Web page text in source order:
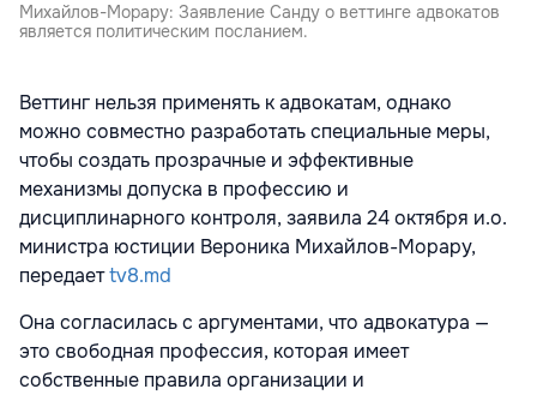
Михайлов-Морару: Заявление Санду о веттинге адвокатов
является политическим посланием.
Веттинг нельзя применять к адвокатам, однако
можно совместно разработать специальные меры,
чтобы создать прозрачные и эффективные
механизмы допуска в профессию и
дисциплинарного контроля, заявила 24 октября и.о.
министра юстиции Вероника Михайлов-Морару,
передаетtv8.md
Она согласилась с аргументами, что адвокатура —
это свободная профессия, которая имеет
собственные правила организации и